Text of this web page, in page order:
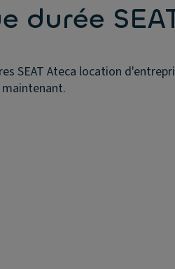
durée
SEAT Ateca location